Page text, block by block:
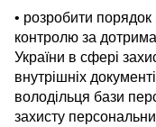
• розробити
контролю за
України в сфері
внутрішніх
володільця бази
захисту